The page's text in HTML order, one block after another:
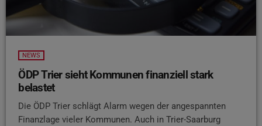
NEWS
ÖDP Trier sieht Kommunen finanziell stark
belastet
Die ÖDP Trier schlägt Alarm wegen der angespannten
Finanzlage vieler Kommunen. Auch in Trier-Saarburg